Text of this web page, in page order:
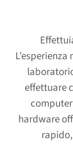
effettuare
hardware